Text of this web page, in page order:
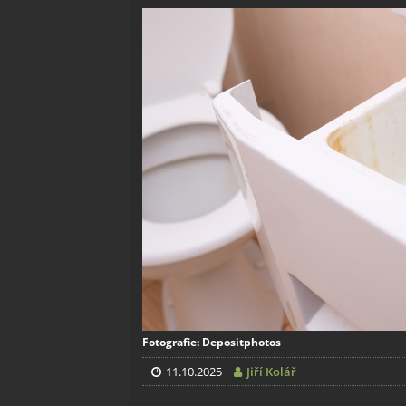
Fotografie: Depositphotos
11.10.2025 Jiří Kolář